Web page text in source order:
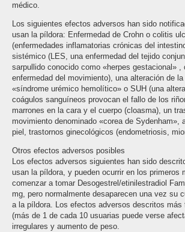
médico.
Los siguientes efectos adversos han sido
usan la píldora: Enfermedad de Crohn o colitis
(enfermedades inflamatorias crónicas del
sistémico (LES, una enfermedad del tejido
sarpullido conocido como «herpes gestacional» ,
enfermedad del movimiento), una alteración de
«síndrome urémico hemolítico» o SUH (una
coágulos sanguíneos provocan el fallo de los
marrones en la cara y el cuerpo (cloasma), un
movimiento denominado «corea de Sydenham»,
piel, trastornos ginecológicos (endometriosis,
Otros efectos adversos posibles
Los efectos adversos siguientes han sido
usan la píldora, y pueden ocurrir en los primeros
comenzar a tomar Desogestrel/etinilestradiol
mg, pero normalmente desaparecen una vez su
a la píldora. Los efectos adversos descritos más
(más de 1 de cada 10 usuarias puede verse
irregulares y aumento de peso.